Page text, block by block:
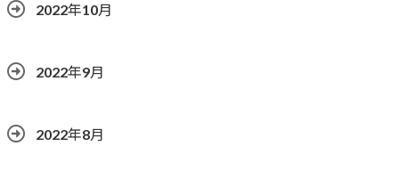
2022年10月
2022年9月
2022年8月